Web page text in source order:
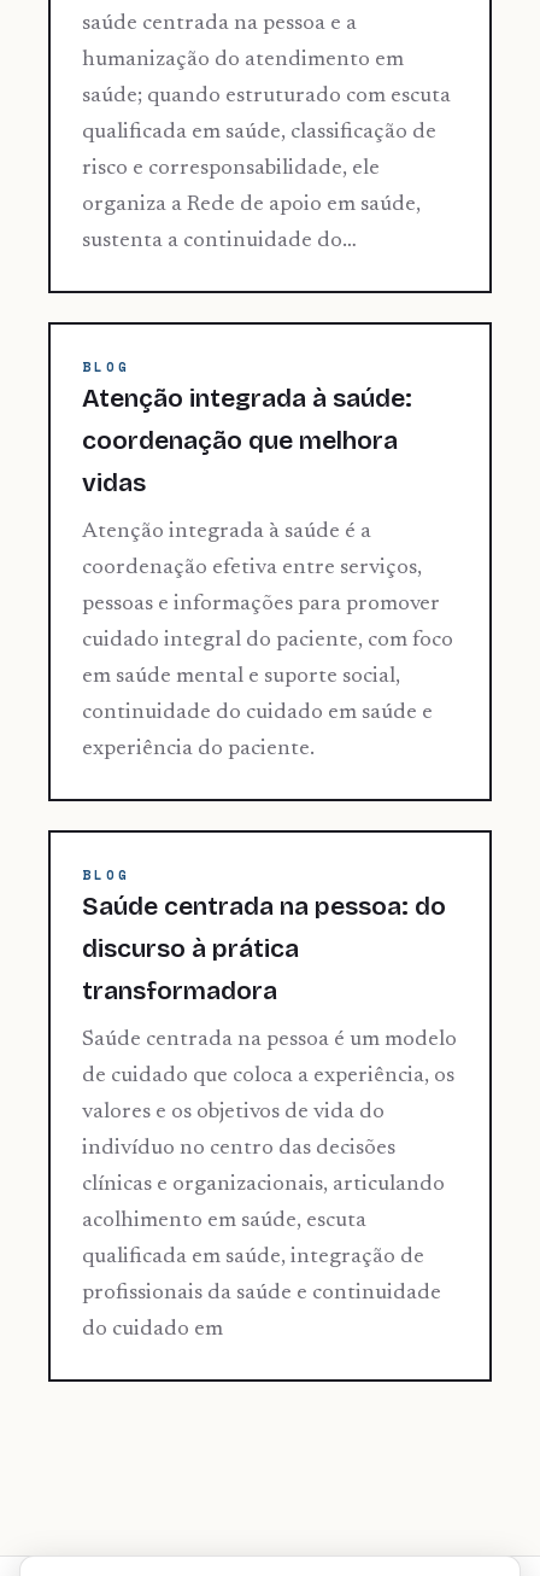
saúde centrada na pessoa e a
humanização do atendimento em
saúde; quando estruturado com escuta
qualificada em saúde, classificação de
risco e corresponsabilidade, ele
organiza a Rede de apoio em saúde,
sustenta a continuidade do…
BLOG
Atenção integrada à saúde:
coordenação que melhora
vidas
Atenção integrada à saúde é a
coordenação efetiva entre serviços,
pessoas e informações para promover
cuidado integral do paciente, com foco
em saúde mental e suporte social,
continuidade do cuidado em saúde e
experiência do paciente.
BLOG
Saúde centrada na pessoa: do
discurso à prática
transformadora
Saúde centrada na pessoa é um modelo
de cuidado que coloca a experiência, os
valores e os objetivos de vida do
indivíduo no centro das decisões
clínicas e organizacionais, articulando
acolhimento em saúde, escuta
qualificada em saúde, integração de
profissionais da saúde e continuidade
do cuidado em